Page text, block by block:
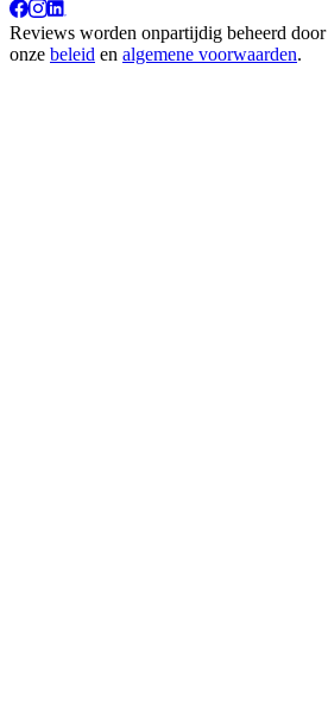
Reviews worden onpartijdig beheerd door
onze beleid en algemene voorwaarden.